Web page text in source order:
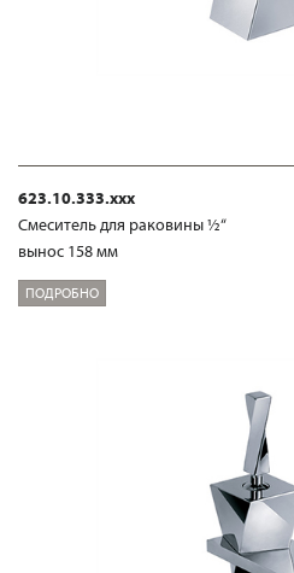
623.10.333.xxx
Смеситель для раковины ½“
вынос 158 мм
ПОДРОБНО